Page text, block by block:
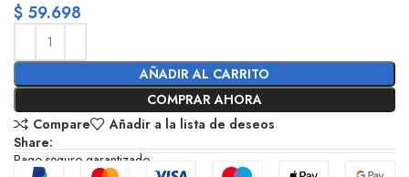
$ 59.698
AÑADIR AL CARRITO
COMPRAR AHORA
Compare
Añadir a la lista de deseos
Share:
Pago seguro garantizado